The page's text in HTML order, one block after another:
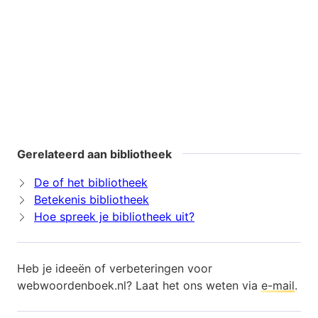
Gerelateerd aan bibliotheek
De of het bibliotheek
Betekenis bibliotheek
Hoe spreek je bibliotheek uit?
Heb je ideeën of verbeteringen voor
webwoordenboek.nl? Laat het ons weten via e-mail.